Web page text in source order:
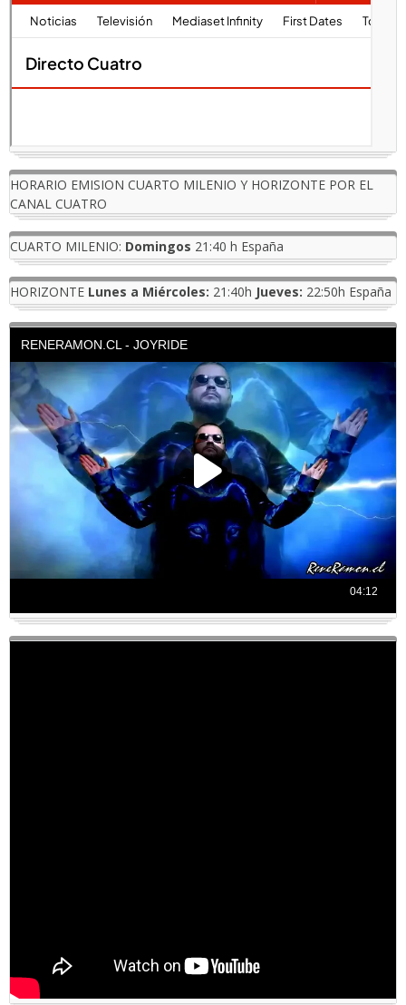
HORARIO EMISION CUARTO MILENIO Y HORIZONTE POR EL
CANAL CUATRO
CUARTO MILENIO: Domingos 21:40 h España
HORIZONTE Lunes a Miércoles: 21:40h Jueves: 22:50h España